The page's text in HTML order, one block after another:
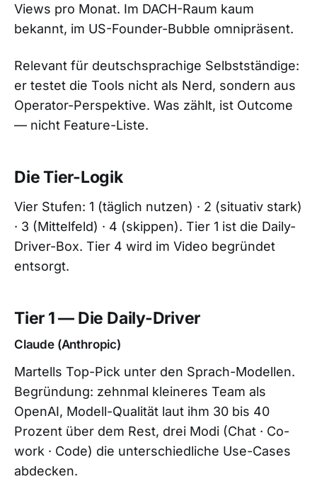
Views pro Monat. Im DACH-Raum kaum
bekannt, im US-Founder-Bubble omnipräsent.
Relevant für deutschsprachige Selbstständige:
er testet die Tools nicht als Nerd, sondern aus
Operator-Perspektive. Was zählt, ist Outcome
— nicht Feature-Liste.
Die Tier-Logik
Vier Stufen: 1 (täglich nutzen) · 2 (situativ stark)
· 3 (Mittelfeld) · 4 (skippen). Tier 1 ist die Daily-
Driver-Box. Tier 4 wird im Video begründet
entsorgt.
Tier 1 — Die Daily-Driver
Claude (Anthropic)
Martells Top-Pick unter den Sprach-Modellen.
Begründung: zehnmal kleineres Team als
OpenAI, Modell-Qualität laut ihm 30 bis 40
Prozent über dem Rest, drei Modi (Chat · Co-
work · Code) die unterschiedliche Use-Cases
abdecken.